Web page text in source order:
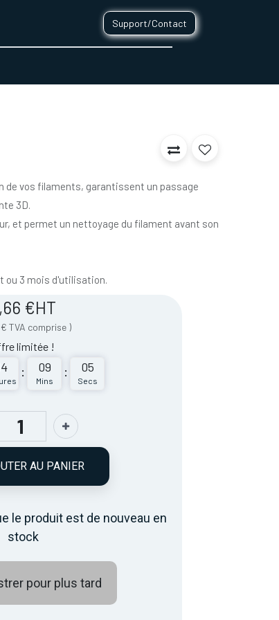
Support/Contact
vos filaments, garantissent un passage
3D.
et permet un nettoyage du filament avant son
ou 3 mois d'utilisation.
€HT
€ TVA comprise )
limitée !
: 09
Mins
: 05
Secs
AU PANIER
le produit est de nouveau en
stock
pour plus tard